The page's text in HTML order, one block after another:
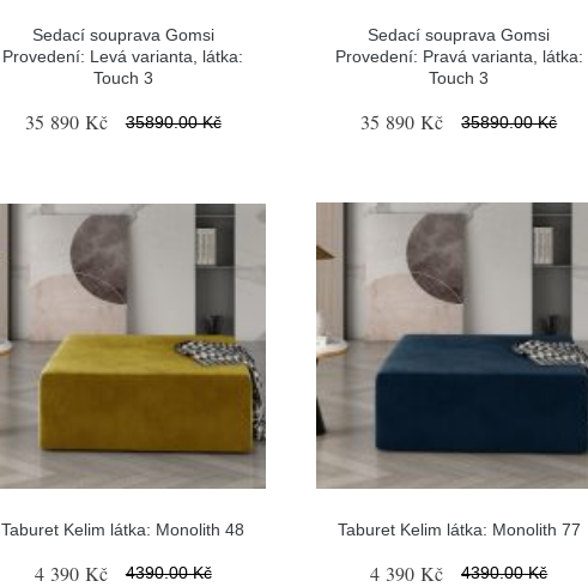
Sedací souprava Gomsi
Provedení: Levá varianta, látka:
Touch 3
35 890 Kč 35890.00 Kč
Sedací souprava Gomsi
Provedení: Pravá varianta, látka:
Touch 3
35 890 Kč 35890.00 Kč
Taburet Kelim látka: Monolith 48
4 390 Kč 4390.00 Kč
Taburet Kelim látka: Monolith 77
4 390 Kč 4390.00 Kč